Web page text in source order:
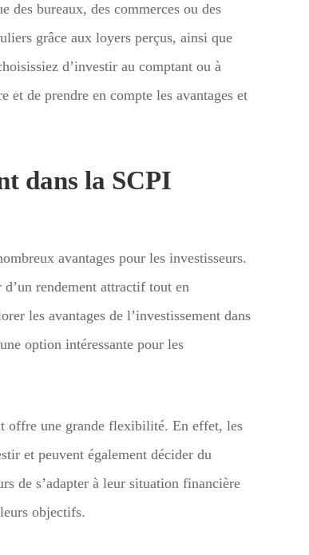
des bureaux, des commerces ou des
grâce aux loyers perçus, ainsi que
d’investir au comptant ou à
de prendre en compte les avantages et
dans la SCPI
avantages pour les investisseurs.
rendement attractif tout en
les avantages de l’investissement dans
option intéressante pour les
offre une grande flexibilité. En effet, les
et peuvent également décider du
de s’adapter à leur situation financière
objectifs.